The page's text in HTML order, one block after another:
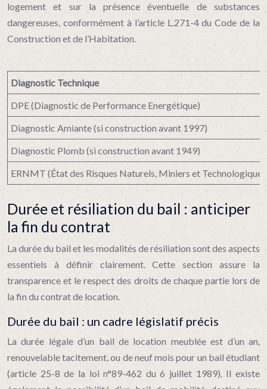
logement et sur la présence éventuelle de substances
dangereuses, conformément à l’article L.271-4 du Code de la
Construction et de l’Habitation.
Diagnostic Technique
DPE (Diagnostic de Performance Energétique)
Diagnostic Amiante (si construction avant 1997)
Diagnostic Plomb (si construction avant 1949)
ERNMT (État des Risques Naturels, Miniers et
Durée et résiliation du bail : anticiper
la fin du contrat
La durée du bail et les modalités de résiliation sont des aspects
essentiels à définir clairement. Cette section assure la
transparence et le respect des droits de chaque partie lors de
la fin du contrat de location.
Durée du bail : un cadre législatif précis
La durée légale d’un bail de location meublée est d’un an,
renouvelable tacitement, ou de neuf mois pour un bail étudiant
(article 25-8 de la loi n°89-462 du 6 juillet 1989). Il existe